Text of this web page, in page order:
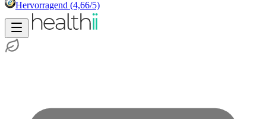
Hervorragend (4,66/5)